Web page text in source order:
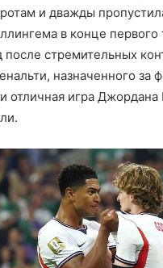
и дважды
в конце первого
после стремительных
назначенного за
отличная игра Джордана